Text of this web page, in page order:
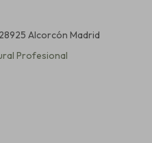
Alcorcón Madrid
Profesional